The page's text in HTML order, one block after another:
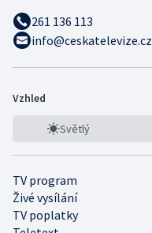
261 136 113
info@ceskatelevize.cz
Vzhled
Světlý
TV program
Živé vysílání
TV poplatky